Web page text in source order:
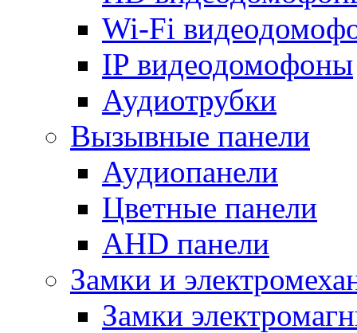
Wi-Fi
IP видеодомофоны
Аудиотрубки
Вызывные панели
Аудиопанели
Цветные панели
AHD панели
Замки и
Замки